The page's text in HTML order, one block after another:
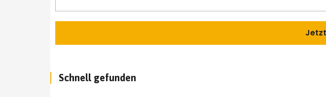
Schnell gefunden